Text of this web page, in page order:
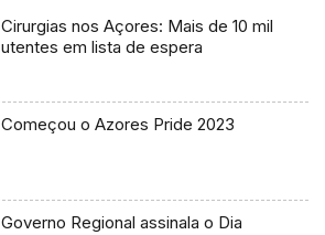
Cirurgias nos Açores: Mais de 10 mil
utentes em lista de espera
Começou o Azores Pride 2023
Governo Regional assinala o Dia